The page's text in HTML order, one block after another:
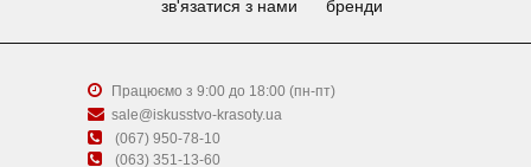
зв'язатися з нами бренди
Працюємо з 9:00 до 18:00 (пн-пт)
sale@iskusstvo-krasoty.ua
(067) 950-78-10
(063) 351-13-60